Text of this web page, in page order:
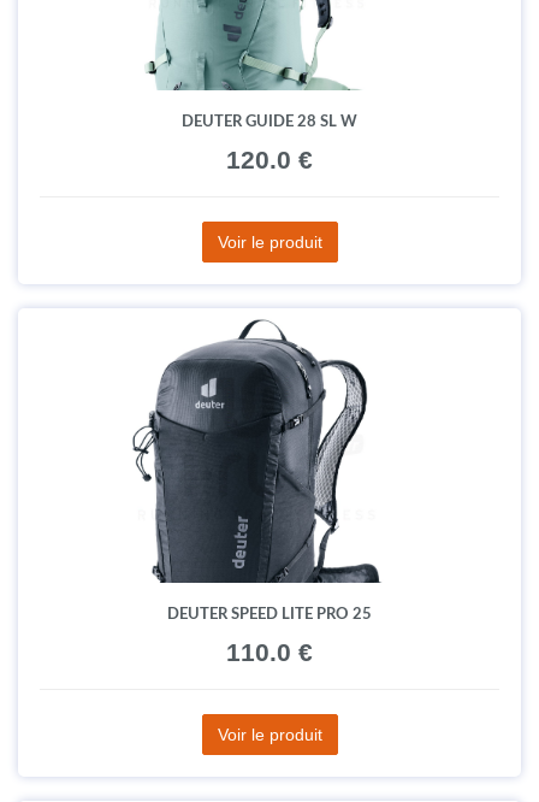
DEUTER GUIDE 28 SL W
120.0 €
Voir le produit
DEUTER SPEED LITE PRO 25
110.0 €
Voir le produit